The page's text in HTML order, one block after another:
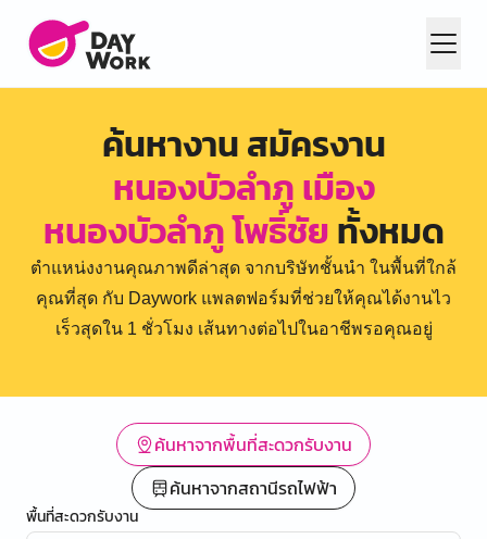
ค้นหางาน สมัครงาน
หนองบัวลำภู เมือง
หนองบัวลำภู โพธิ์ชัยทั้งหมด
ตำแหน่งงานคุณภาพดีล่าสุด จากบริษัทชั้นนำ ในพื้นที่ใกล้
คุณที่สุด กับ Daywork แพลตฟอร์มที่ช่วยให้คุณได้งานไว
เร็วสุดใน 1 ชั่วโมง เส้นทางต่อไปในอาชีพรอคุณอยู่
ค้นหาจากพื้นที่สะดวกรับงาน
ค้นหาจากสถานีรถไฟฟ้า
พื้นที่สะดวกรับงาน